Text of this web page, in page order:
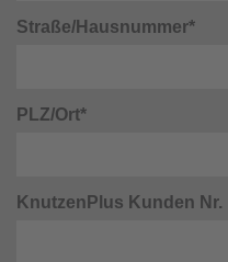
Straße/Hausnummer*
PLZ/Ort*
KnutzenPlus Kunden Nr.